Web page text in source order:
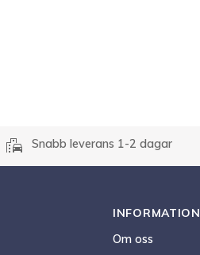
emoji_transportation Snabb leverans 1-2 dagar
INFORMATION
Om oss